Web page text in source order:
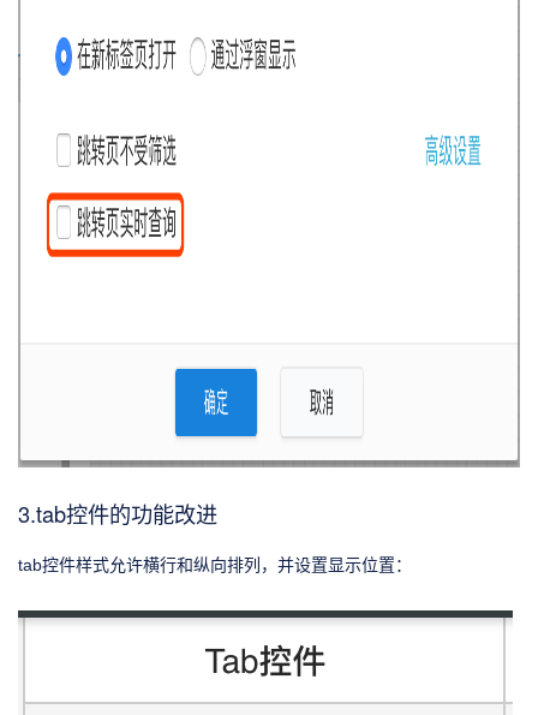
3.tab控件的功能改进
tab控件样式允许横行和纵向排列，并设置显示位置：